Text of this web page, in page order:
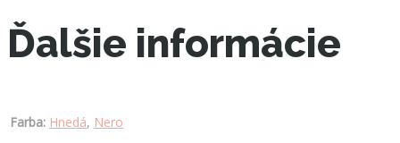
Ďalšie informácie
Farba: Hnedá, Nero